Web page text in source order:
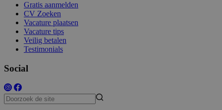
Gratis aanmelden
CV Zoeken
Vacature plaatsen
Vacature tips
Veilig betalen
Testimonials
Social